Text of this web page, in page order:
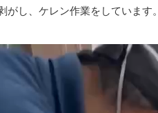
がし、ケレン作業をしています。